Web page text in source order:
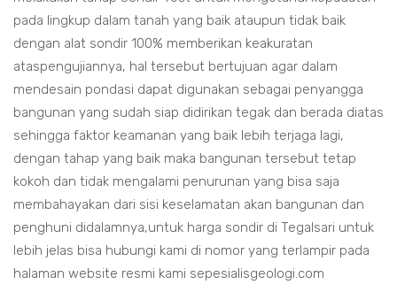
pada lingkup dalam tanah yang baik ataupun tidak baik
dengan alat sondir 100% memberikan keakuratan
ataspengujiannya, hal tersebut bertujuan agar dalam
mendesain pondasi dapat digunakan sebagai penyangga
bangunan yang sudah siap didirikan tegak dan berada diatas
sehingga faktor keamanan yang baik lebih terjaga lagi,
dengan tahap yang baik maka bangunan tersebut tetap
kokoh dan tidak mengalami penurunan yang bisa saja
membahayakan dari sisi keselamatan akan bangunan dan
penghuni didalamnya,untuk harga sondir di Tegalsari untuk
lebih jelas bisa hubungi kami di nomor yang terlampir pada
halaman website resmi kami sepesialisgeologi.com